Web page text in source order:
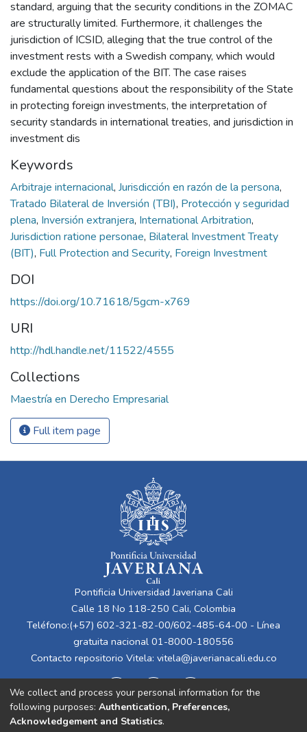
standard, arguing that the security conditions in the ZOMAC
are structurally limited. Furthermore, it challenges the
jurisdiction of ICSID, alleging that the true control of the
investment rests with a Swedish company, which would
exclude the application of the BIT. The case raises
fundamental questions about the responsibility of the State
in protecting foreign investments, the interpretation of
security standards in international treaties, and jurisdiction in
investment dis
Keywords
Arbitraje internacional, Jurisdicción en razón de la persona,
Tratado Bilateral de Inversión (TBI), Protección y seguridad
plena, Inversión extranjera, International Arbitration,
Jurisdiction ratione personae, Bilateral Investment Treaty
(BIT), Full Protection and Security, Foreign Investment
DOI
https://doi.org/10.71618/5gcm-x769
URI
http://hdl.handle.net/11522/4555
Collections
Maestría en Derecho Empresarial
Full item page
Pontificia Universidad Javeriana Cali
Calle 18 No 118-250 Cali, Colombia
Teléfono:(+57) 602-321-82-00/602-485-64-00 - Línea
gratuita nacional 01-8000-180556
Contacto repositorio Vitela: vitela@javerianacali.edu.co
We collect and process your personal information for the
following purposes: Authentication, Preferences,
Acknowledgement and Statistics.